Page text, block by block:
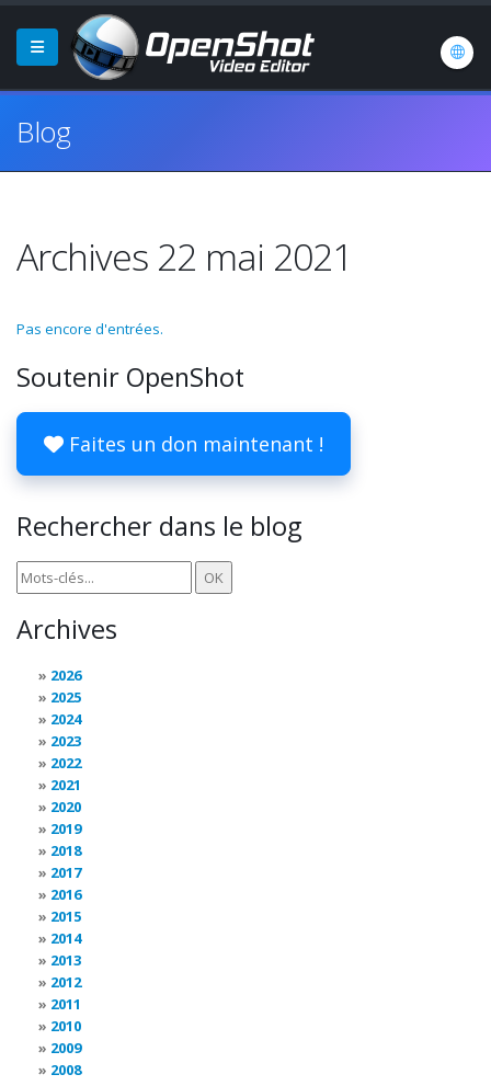
Blog
Archives 22 mai 2021
Pas encore d'entrées.
Soutenir OpenShot
Faites un don maintenant !
Rechercher dans le blog
Archives
2026
2025
2024
2023
2022
2021
2020
2019
2018
2017
2016
2015
2014
2013
2012
2011
2010
2009
2008